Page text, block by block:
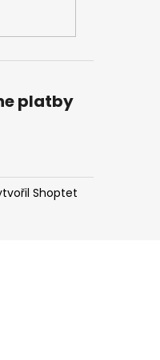
platby
Shoptet